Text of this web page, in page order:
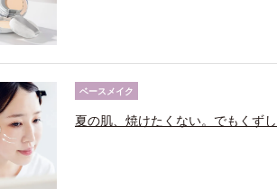
ベースメイク
夏の肌、焼けたくない。でもくず